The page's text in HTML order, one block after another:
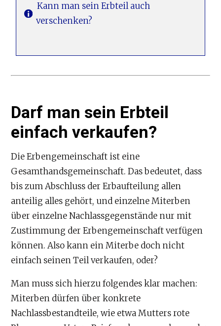
Kann man sein Erbteil auch
verschenken?
Darf man sein Erbteil
einfach verkaufen?
Die Erbengemeinschaft ist eine
Gesamthandsgemeinschaft. Das bedeutet, dass
bis zum Abschluss der Erbaufteilung allen
anteilig alles gehört, und einzelne Miterben
über einzelne Nachlassgegenstände nur mit
Zustimmung der Erbengemeinschaft verfügen
können. Also kann ein Miterbe doch nicht
einfach seinen Teil verkaufen, oder?
Man muss sich hierzu folgendes klar machen:
Miterben dürfen über konkrete
Nachlassbestandteile, wie etwa Mutters rote